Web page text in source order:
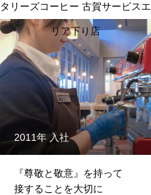
タリーズコーヒー 古賀サービスエ
リア下り店
2011年 入社
『尊敬と敬意』を持って
接することを大切に